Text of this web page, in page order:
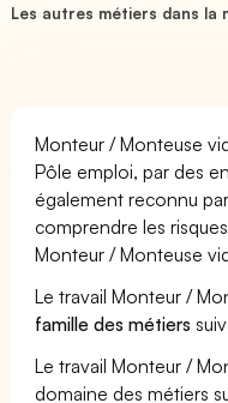
Les autres métiers dans la
Monteur / Monteuse
Pôle emploi, par des
également reconnu
comprendre les
Monteur / Monteuse
Le travail Monteur /
famille des métiers
Le travail Monteur /
domaine des métiers